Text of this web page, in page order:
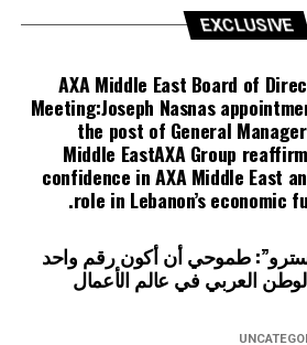
renewal needs, and reward
helping them stay in control and
related to their
Whenever human expertise is
transfers the
representative while
context, ensuring a smooth and
Commenting on the
General Manager and Head
Solutions and Card Technology
EXCLUSIVE
AXA Middle East Board of
Meeting:Joseph Nasnas
the post of General Manager
Middle EastAXA Group
confidence in AXA Middle East
role in Lebanon’s economic
طموحي أن أكون رقم واحد
العربي في عالم الأعمال